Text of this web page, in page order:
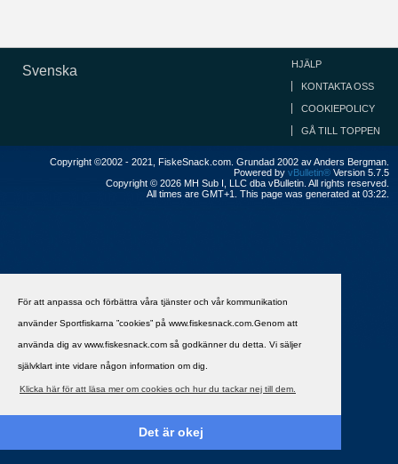
För att anpassa och förbättra våra tjänster och vår kommunikation
använder Sportfiskarna ”cookies” på www.fiskesnack.com.Genom att
använda dig av www.fiskesnack.com så godkänner du detta. Vi säljer
självklart inte vidare någon information om dig.
Klicka här för att läsa mer om cookies och hur du tackar nej till dem.
Det är okej
Svenska HJÄLP
KONTAKTA OSS
COOKIEPOLICY
GÅ TILL TOPPEN
Copyright ©2002 - 2021, FiskeSnack.com. Grundad 2002 av Anders Bergman.
Powered by vBulletin® Version 5.7.5
Copyright © 2026 MH Sub I, LLC dba vBulletin. All rights reserved.
All times are GMT+1. This page was generated at 03:22.